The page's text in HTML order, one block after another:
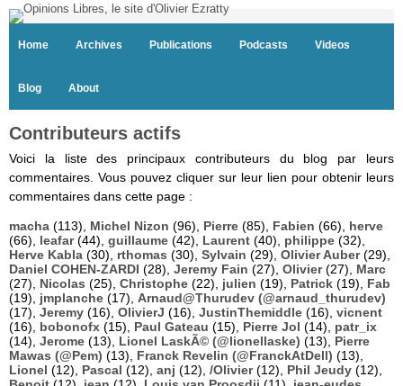
Home Archives Publications Podcasts Videos
Blog About
Contributeurs actifs
Voici la liste des principaux contributeurs du blog par leurs
commentaires. Vous pouvez cliquer sur leur lien pour obtenir leurs
commentaires dans cette page :
macha (113), Michel Nizon (96), Pierre (85), Fabien (66), herve
(66), leafar(44), guillaume (42), Laurent (40), philippe (32),
Herve Kabla (30), rthomas (30), Sylvain (29), Olivier Auber(29),
Daniel COHEN-ZARDI (28), Jeremy Fain (27), Olivier(27), Marc
(27), Nicolas (25), Christophe (22), julien (19), Patrick (19), Fab
(19), jmplanche (17), Arnaud@Thurudev (@arnaud_thurudev)
(17), Jeremy (16), OlivierJ (16), JustinThemiddle (16), vicnent
(16), bobonofx (15), Paul Gateau (15), Pierre Jol (14), patr_ix
(14), Jerome (13), Lionel LaskÃ© (@lionellaske) (13), Pierre
Mawas (@Pem) (13), Franck Revelin (@FranckAtDell) (13),
Lionel (12), Pascal (12), anj (12), /Olivier(12), Phil Jeudy (12),